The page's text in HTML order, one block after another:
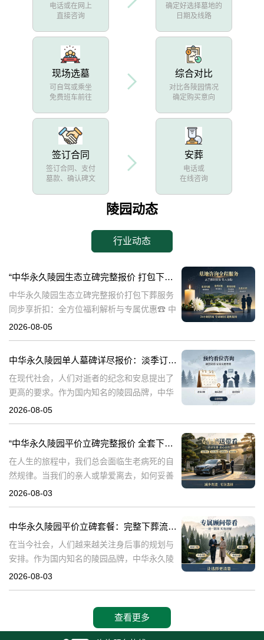
电话或在网上
直接咨询
确定好选择墓地的
日期及线路
现场选墓
可自驾或乘坐
免费班车前往
综合对比
对比各陵园情况
确定购买意向
签订合同
签订合同、支付
墓款、确认碑文
安葬
电话或
在线咨询
陵园动态
行业动态
“中华永久陵园生态立碑完整报价 打包下葬服务同步享折扣：全方位福利解析与专属优惠”
中华永久陵园生态立碑完整报价打包下葬服务
同步享折扣：全方位福利解析与专属优惠☎ 中
华永久陵园电话:400-838-5063在现代社会，人
2026-08-05
中华永久陵园单人墓碑详尽报价：淡季订购享数千元优惠
在现代社会，人们对逝者的纪念和安息提出了
更高的要求。作为国内知名的陵园品牌，中华
永久陵园提供多种单人墓碑选择，以满足不同
2026-08-05
“中华永久陵园平价立碑完整报价 全套下葬流程打包降价”
在人生的旅程中，我们总会面临生老病死的自
然规律。当我们的亲人或挚爱离去，如何妥善
安排他们的身后事，成为每个家庭必须面对的
2026-08-03
中华永久陵园平价立碑套餐：完整下葬流程打包优惠咨询指南
在当今社会，人们越来越关注身后事的规划与
安排。作为国内知名的陵园品牌，中华永久陵
园凭借其平价立碑与全套下葬流程打包服务，
2026-08-03
查看更多